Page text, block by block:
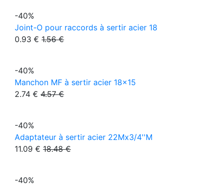
-40%
Joint-O pour raccords à sertir acier 18
0.93 € 1.56 €
-40%
Manchon MF à sertir acier 18x15
2.74 € 4.57 €
-40%
Adaptateur à sertir acier 22Mx3/4''M
11.09 € 18.48 €
-40%